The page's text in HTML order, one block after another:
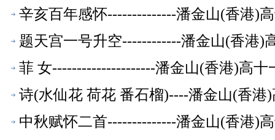
辛亥百年感怀--------------潘金山(香港)
题天宫一号升空------------潘金山(香港)
菲 女---------------------潘金山(香港)高十
诗(水仙花 荷花 番石榴)----潘金山(香港
中秋赋怀二首--------------潘金山(香港)